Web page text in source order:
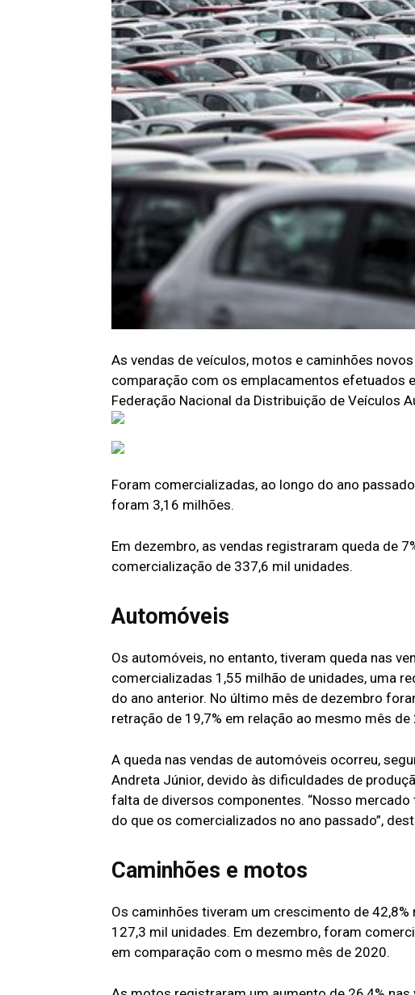
As vendas de veículos, motos e caminhões
comparação com os emplacamentos efetuados
Federação Nacional da Distribuição de Veículos
Foram comercializadas, ao longo do ano
foram 3,16 milhões.
Em dezembro, as vendas registraram queda de
comercialização de 337,6 mil unidades.
Automóveis
Os automóveis, no entanto, tiveram queda nas
comercializadas 1,55 milhão de unidades, uma
do ano anterior. No último mês de dezembro
retração de 19,7% em relação ao mesmo mês de
A queda nas vendas de automóveis ocorreu,
Andreta Júnior, devido às dificuldades de
falta de diversos componentes. “Nosso
do que os comercializados no ano passado”,
Caminhões e motos
Os caminhões tiveram um crescimento de
127,3 mil unidades. Em dezembro, foram
em comparação com o mesmo mês de 2020.